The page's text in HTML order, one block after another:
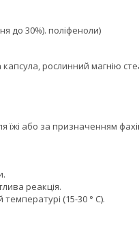
до 30%). поліфеноли)
рослинний магнію
їжі або за призначенням
реакція.
(15-30 ° C).